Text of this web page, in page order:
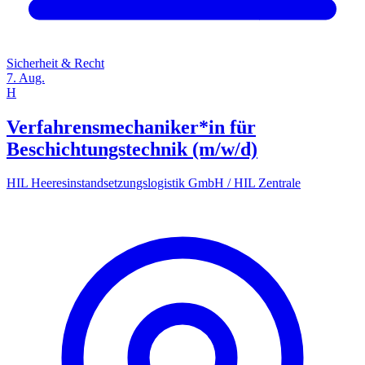
Sicherheit & Recht
7. Aug.
H
Verfahrensmechaniker*in für
Beschichtungstechnik (m/w/d)
HIL Heeresinstandsetzungslogistik GmbH / HIL Zentrale